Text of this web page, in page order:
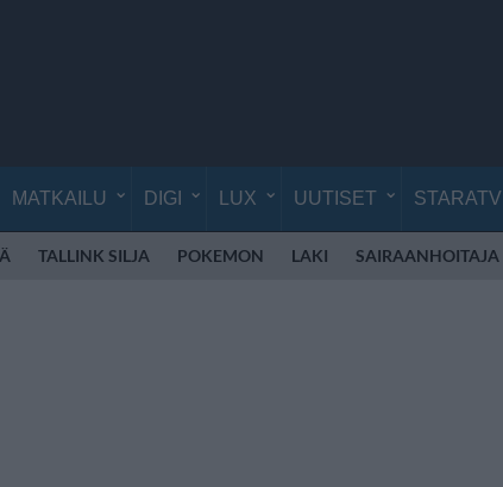
MATKAILU DIGI LUX UUTISET STARATV
TALLINK SILJA POKEMON LAKI SAIRAANHOITAJA